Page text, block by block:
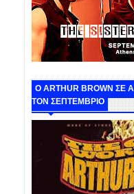
O ARTHUR BROWN
ΤΟΝ ΣΕΠΤΕΜΒΡΙΟ